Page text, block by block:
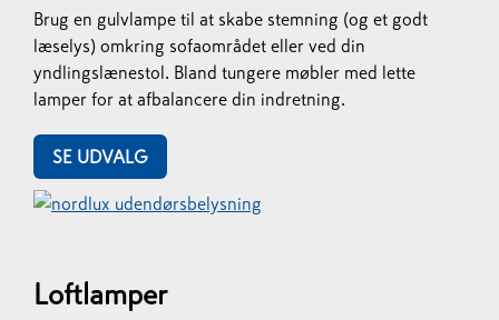
Brug en gulvlampe til at skabe stemning (og et godt
læselys) omkring sofaområdet eller ved din
yndlingslænestol. Bland tungere møbler med lette
lamper for at afbalancere din indretning.
SE UDVALG
Loftlamper